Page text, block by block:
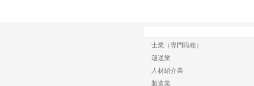
士業（専門職種）
運送業
人材紹介業
製造業